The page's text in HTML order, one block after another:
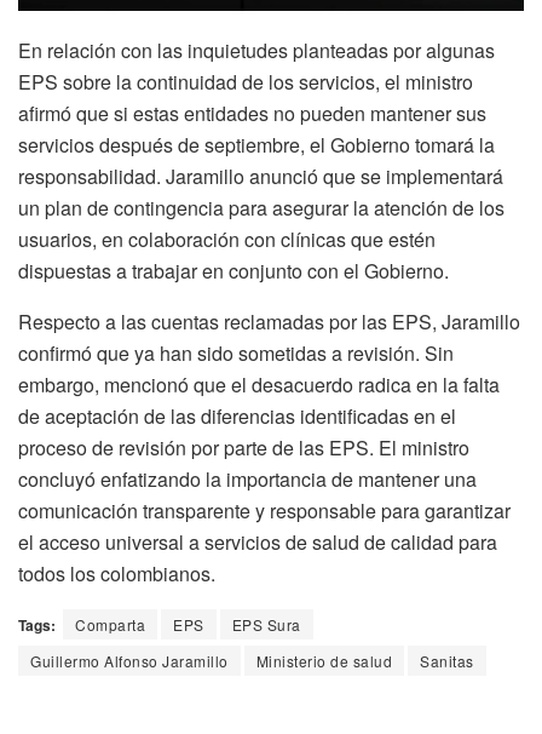
En relación con las inquietudes planteadas por algunas
EPS sobre la continuidad de los servicios, el ministro
afirmó que si estas entidades no pueden mantener sus
servicios después de septiembre, el Gobierno tomará la
responsabilidad. Jaramillo anunció que se implementará
un plan de contingencia para asegurar la atención de los
usuarios, en colaboración con clínicas que estén
dispuestas a trabajar en conjunto con el Gobierno.
Respecto a las cuentas reclamadas por las EPS, Jaramillo
confirmó que ya han sido sometidas a revisión. Sin
embargo, mencionó que el desacuerdo radica en la falta
de aceptación de las diferencias identificadas en el
proceso de revisión por parte de las EPS. El ministro
concluyó enfatizando la importancia de mantener una
comunicación transparente y responsable para garantizar
el acceso universal a servicios de salud de calidad para
todos los colombianos.
Tags: Comparta EPS
EPS Sura
Guillermo Alfonso Jaramillo
Ministerio de salud Sanitas